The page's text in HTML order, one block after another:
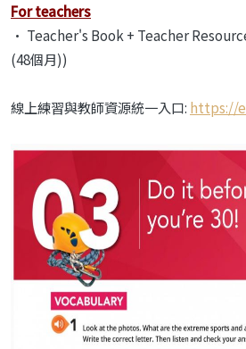
For teachers
• Teacher's Book + Teacher
(48個月))
線上練習與教師資源統一入口: https://